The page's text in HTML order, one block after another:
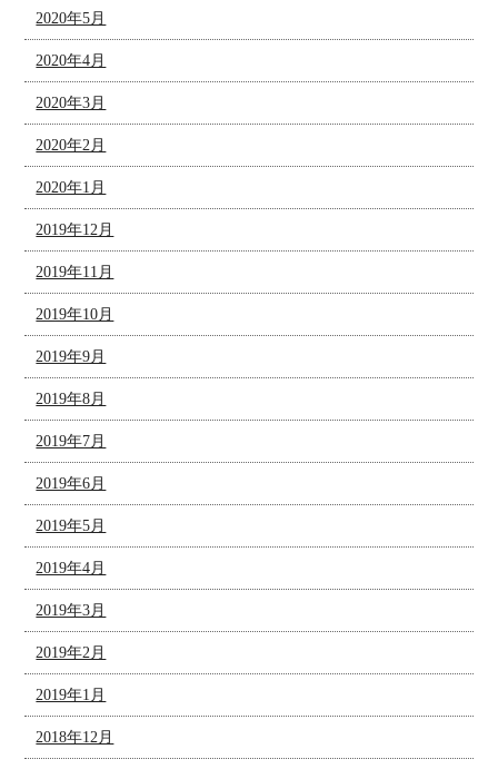
2020年5月
2020年4月
2020年3月
2020年2月
2020年1月
2019年12月
2019年11月
2019年10月
2019年9月
2019年8月
2019年7月
2019年6月
2019年5月
2019年4月
2019年3月
2019年2月
2019年1月
2018年12月